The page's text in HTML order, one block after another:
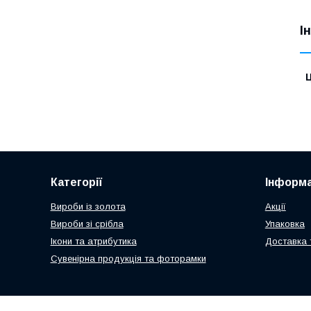
Категорії
Вироби із золота
Вироби зі срібла
Ікони та атрибутика
Сувенірна продукція та фоторамки
Акції
Упаковка
Доставка